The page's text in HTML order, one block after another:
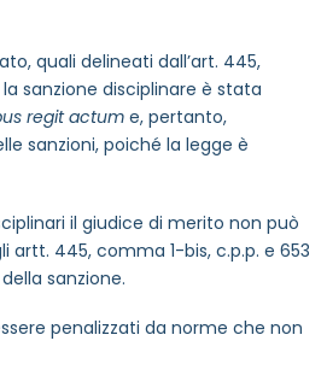
quali delineati dall’art. 445,
sanzione disciplinare è stata
regit actume, pertanto,
sanzioni, poiché la legge è
il giudice di merito non può
445, comma 1-bis, c.p.p. e 653
sanzione.
penalizzati da norme che non